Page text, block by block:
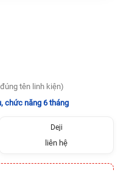
tên linh kiện)
chức năng 6 tháng
Deji
liên hệ